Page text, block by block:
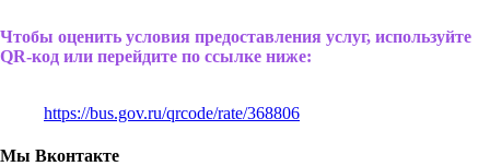
Чтобы оценить условия предоставления услуг, используйте
QR-код или перейдите по ссылке ниже:
https://bus.gov.ru/qrcode/rate/368806
Мы Вконтакте